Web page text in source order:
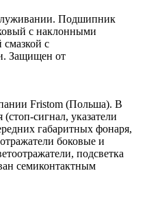
Подшипник
с наклонными
с
Защищен от
Fristom (Польша). В
сигнал, указатели
габаритных фонаря,
боковые и
подсветка
семиконтактным